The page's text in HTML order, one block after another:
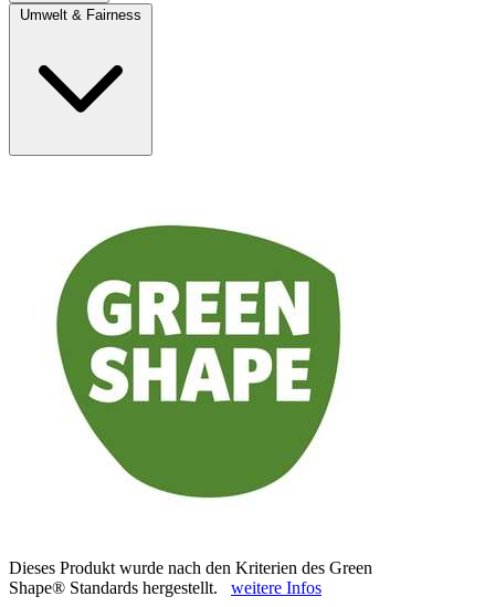
Umwelt & Fairness
Dieses Produkt wurde nach den Kriterien des Green
Shape® Standards hergestellt. weitere Infos